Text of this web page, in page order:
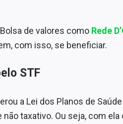
de valores como Rede
com isso, se beneficiar.
STF
a Lei dos Planos de
taxativo. Ou seja, com